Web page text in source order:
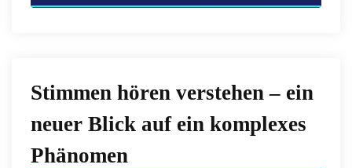
Stimmen hören verstehen – ein
neuer Blick auf ein komplexes
Phänomen